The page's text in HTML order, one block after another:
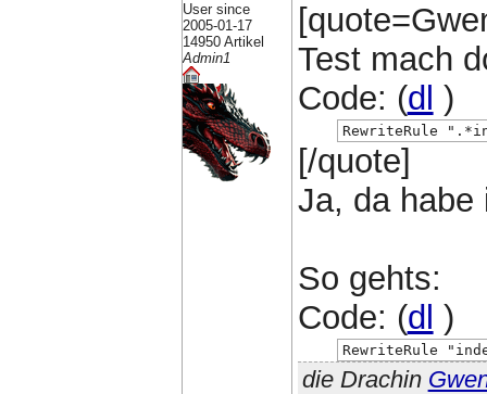
User since
2005-01-17
14950 Artikel
Admin1
Test mach
Code: (dl )
RewriteRule
[/quote]
Ja, da habe
So gehts:
Code: (dl )
RewriteRule
die Drachin